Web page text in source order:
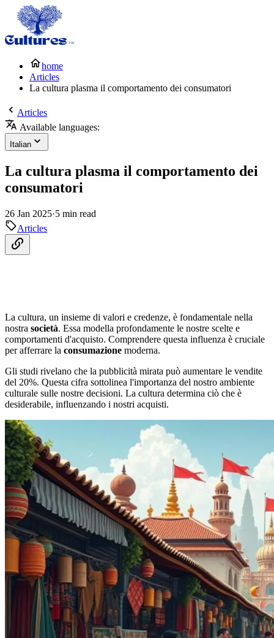
home
Articles
La cultura plasma il comportamento dei consumatori
Articles
Available languages:
Italian
La cultura plasma il comportamento dei
consumatori
26 Jan 2025·5 min read
Articles
La cultura, un insieme di valori e credenze, è fondamentale nella
nostra società. Essa modella profondamente le nostre scelte e
comportamenti d'acquisto. Comprendere questa influenza è cruciale
per afferrare la consumazione moderna.
Gli studi rivelano che la pubblicità mirata può aumentare le vendite
del 20%. Questa cifra sottolinea l'importanza del nostro ambiente
culturale sulle nostre decisioni. La cultura determina ciò che è
desiderabile, influenzando i nostri acquisti.